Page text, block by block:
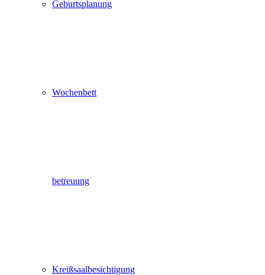
Geburtsplanung
Wochenbett
betreuung
Kreißsaalbesichtigung